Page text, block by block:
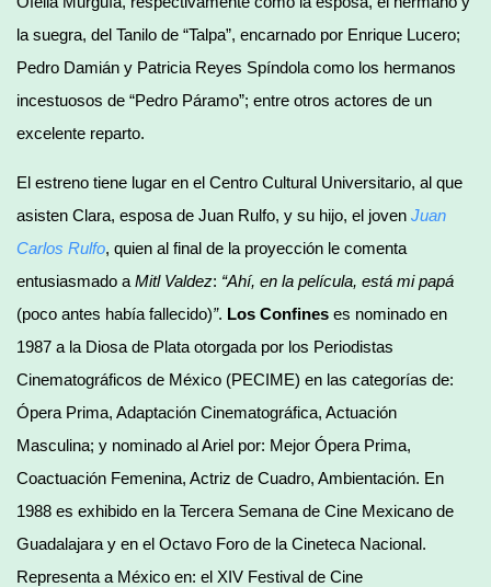
la suegra, del Tanilo de “Talpa”, encarnado por Enrique Lucero;
Pedro Damián y Patricia Reyes Spíndola como los hermanos
incestuosos de “Pedro Páramo”; entre otros actores de un
excelente reparto.
El estreno tiene lugar en el Centro Cultural Universitario, al que
asisten Clara, esposa de Juan Rulfo, y su hijo, el joven Juan
Carlos Rulfo, quien al final de la proyección le comenta
entusiasmado a Mitl Valdez: “Ahí, en la película, está mi papá
(poco antes había fallecido)”. Los Confines es nominado en
1987 a la Diosa de Plata otorgada por los Periodistas
Cinematográficos de México (PECIME) en las categorías de:
Ópera Prima, Adaptación Cinematográfica, Actuación
Masculina; y nominado al Ariel por: Mejor Ópera Prima,
Coactuación Femenina, Actriz de Cuadro, Ambientación. En
1988 es exhibido en la Tercera Semana de Cine Mexicano de
Guadalajara y en el Octavo Foro de la Cineteca Nacional.
Representa a México en: el XIV Festival de Cine